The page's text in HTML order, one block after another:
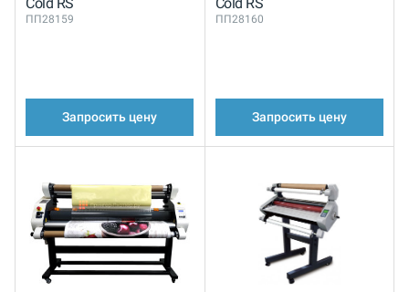
ПП28159
Запросить цену
ПП28160
Запросить цену